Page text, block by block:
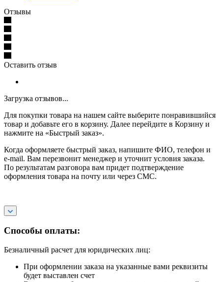
Отзывы
Оставить отзыв
Загрузка отзывов...
Для покупки товара на нашем сайте выберите понравившийся
товар и добавьте его в корзину. Далее перейдите в Корзину и
нажмите на «Быстрый заказ».
Когда оформляете быстрый заказ, напишите ФИО, телефон и
e-mail. Вам перезвонит менеджер и уточнит условия заказа.
По результатам разговора вам придет подтверждение
оформления товара на почту или через СМС.
Способы оплаты:
Безналичный расчет для юридических лиц:
При оформлении заказа на указанные вами реквизиты
будет выставлен счет